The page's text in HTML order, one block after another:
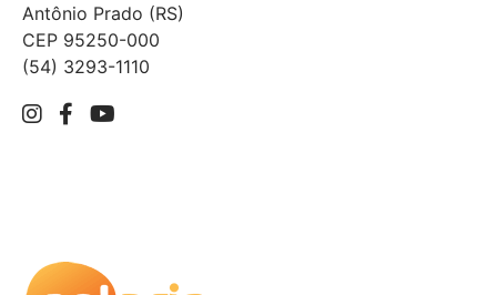
Antônio Prado (RS)
CEP 95250-000
(54) 3293-1110